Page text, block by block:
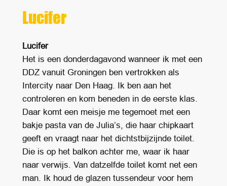
Lucifer
Lucifer
Het is een donderdagavond wanneer ik met een
DDZ vanuit Groningen ben vertrokken als
Intercity naar Den Haag. Ik ben aan het
controleren en kom beneden in de eerste klas.
Daar komt een meisje me tegemoet met een
bakje pasta van de Julia’s, die haar chipkaart
geeft en vraagt naar het dichtstbijzijnde toilet.
Die is op het balkon achter me, waar ik haar
naar verwijs. Van datzelfde toilet komt net een
man. Ik houd de glazen tussendeur voor hem